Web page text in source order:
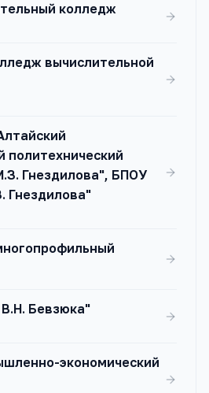
колледж
вычислительной
политехнический
Гнездилова", БПОУ
Гнездилова"
Бевзюка"
экономический